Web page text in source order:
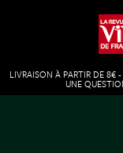
LIVRAISON À PARTIR DE 8€
UNE